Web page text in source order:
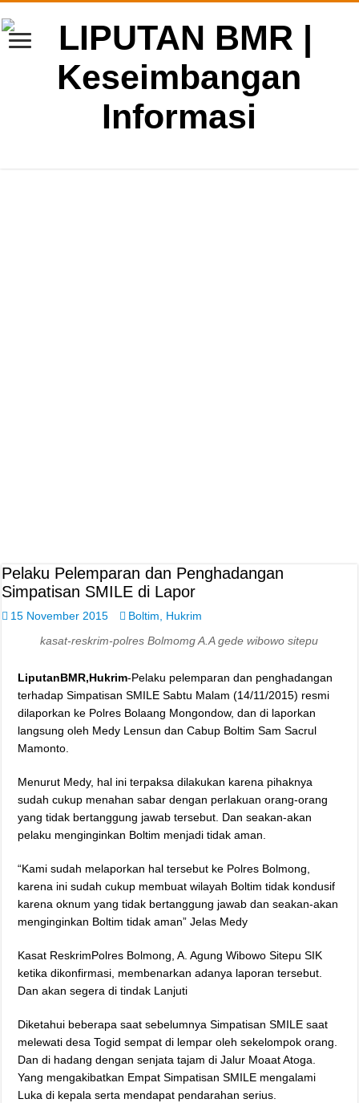
Pelaku Pelemparan dan Penghadangan
Simpatisan SMILE di Lapor
15 November 2015 Boltim
Hukrim
kasat-reskrim-polres Bolmomg A.A gede wibowo sitepu
LiputanBMR,Hukrim-Pelaku pelemparan dan penghadangan
terhadap Simpatisan SMILE Sabtu Malam (14/11/2015) resmi
dilaporkan ke Polres Bolaang Mongondow, dan di laporkan
langsung oleh Medy Lensun dan Cabup Boltim Sam Sacrul
Mamonto.
Menurut Medy, hal ini terpaksa dilakukan karena pihaknya
sudah cukup menahan sabar dengan perlakuan orang-orang
yang tidak bertanggung jawab tersebut. Dan seakan-akan
pelaku menginginkan Boltim menjadi tidak aman.
“Kami sudah melaporkan hal tersebut ke Polres Bolmong,
karena ini sudah cukup membuat wilayah Boltim tidak kondusif
karena oknum yang tidak bertanggung jawab dan seakan-akan
menginginkan Boltim tidak aman” Jelas Medy
Kasat ReskrimPolres Bolmong, A. Agung Wibowo Sitepu SIK
ketika dikonfirmasi, membenarkan adanya laporan tersebut.
Dan akan segera di tindak Lanjuti
Diketahui beberapa saat sebelumnya Simpatisan SMILE saat
melewati desa Togid sempat di lempar oleh sekelompok orang.
Dan di hadang dengan senjata tajam di Jalur Moaat Atoga.
Yang mengakibatkan Empat Simpatisan SMILE mengalami
Luka di kepala serta mendapat pendarahan serius.